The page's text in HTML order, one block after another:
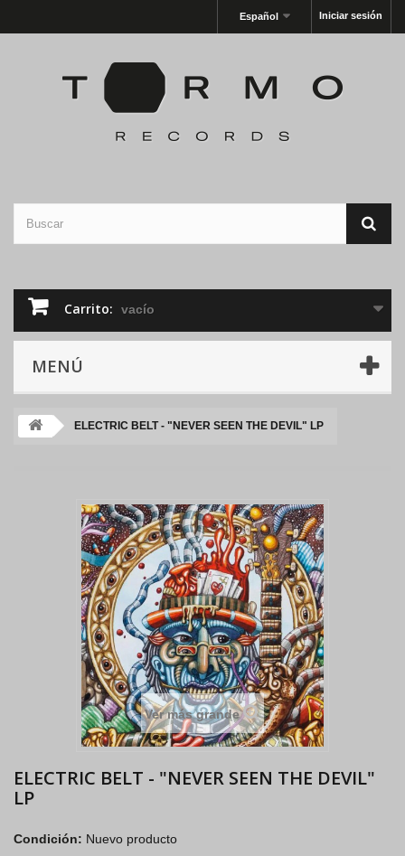
Iniciar sesión
Español
Carrito: vacío
MENÚ
ELECTRIC BELT - "NEVER SEEN THE DEVIL" LP
Ver más grande
ELECTRIC BELT - "NEVER SEEN THE DEVIL"
LP
Condición: Nuevo producto